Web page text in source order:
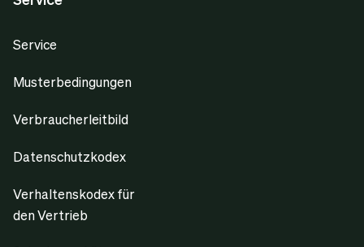
Service
Musterbedingungen
Verbraucherleitbild
Datenschutzkodex
Verhaltenskodex für
den Vertrieb